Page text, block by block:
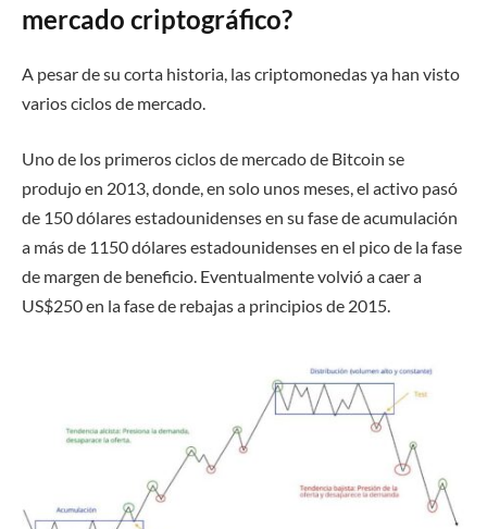
mercado criptográfico?
A pesar de su corta historia, las criptomonedas ya han visto
varios ciclos de mercado.
Uno de los primeros ciclos de mercado de Bitcoin se
produjo en 2013, donde, en solo unos meses, el activo pasó
de 150 dólares estadounidenses en su fase de acumulación
a más de 1150 dólares estadounidenses en el pico de la fase
de margen de beneficio. Eventualmente volvió a caer a
US$250 en la fase de rebajas a principios de 2015.